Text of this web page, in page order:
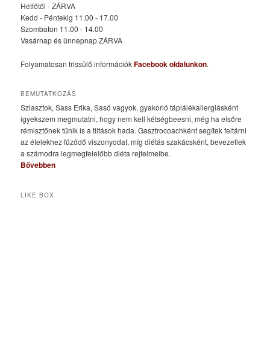
Hétfőtől - ZÁRVA
Kedd - Péntekig 11.00 - 17.00
Szombaton 11.00 - 14.00
Vasárnap és ünnepnap ZÁRVA
Folyamatosan frissülő információkFacebook oldalunkon.
BEMUTATKOZÁS
Sziasztok, Sass Erika, Sasó vagyok, gyakorló táplálékallergiásként
igyekszem megmutatni, hogy nem kell kétségbeesni, még ha elsőre
rémisztőnek tűnik is a tiltások hada. Gasztrocoachként segítek feltárni
az ételekhez fűződő viszonyodat, míg diétás szakácsként, bevezetlek
a számodra legmegfelelőbb diéta rejtelmeibe.
Bővebben
LIKE BOX